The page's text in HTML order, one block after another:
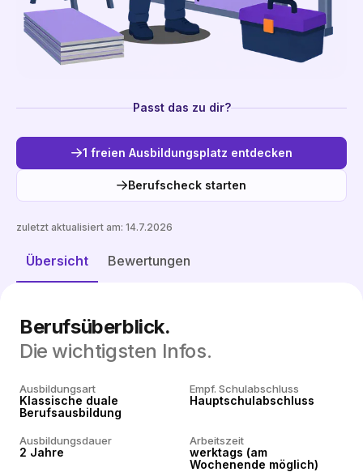
Passt das zu dir?
1 freien Ausbildungsplatz entdecken
Berufscheck starten
Übersicht Bewertungen
zuletzt aktualisiert am: 14.7.2026
Berufsüberblick.
Die wichtigsten Infos.
Ausbildungsart
Klassische duale
Berufsausbildung
Empf. Schulabschluss
Hauptschulabschluss
Ausbildungsdauer
2 Jahre
Arbeitszeit
werktags (am
Wochenende möglich)